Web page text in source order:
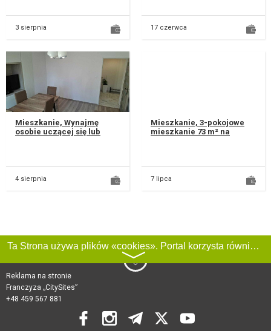
3 sierpnia 17 czerwca
Mieszkanie, Wynajmę
osobie uczącej się lub
4 sierpnia
Mieszkanie, 3-pokojowe
mieszkanie 73 m² na
7 lipca
Ta Strona używa plików «cookies». Portal korzysta również z serwisu internetowego do zbierania danych technicznych o odwiedzających w celu uzyskania informacji marketingowych i statystycznych. Warunki przetwarzania danych odwiedzających Stronę, patrz:
〉
Reklama na stronie
Franczyza „CitySites”
+48 459 567 881